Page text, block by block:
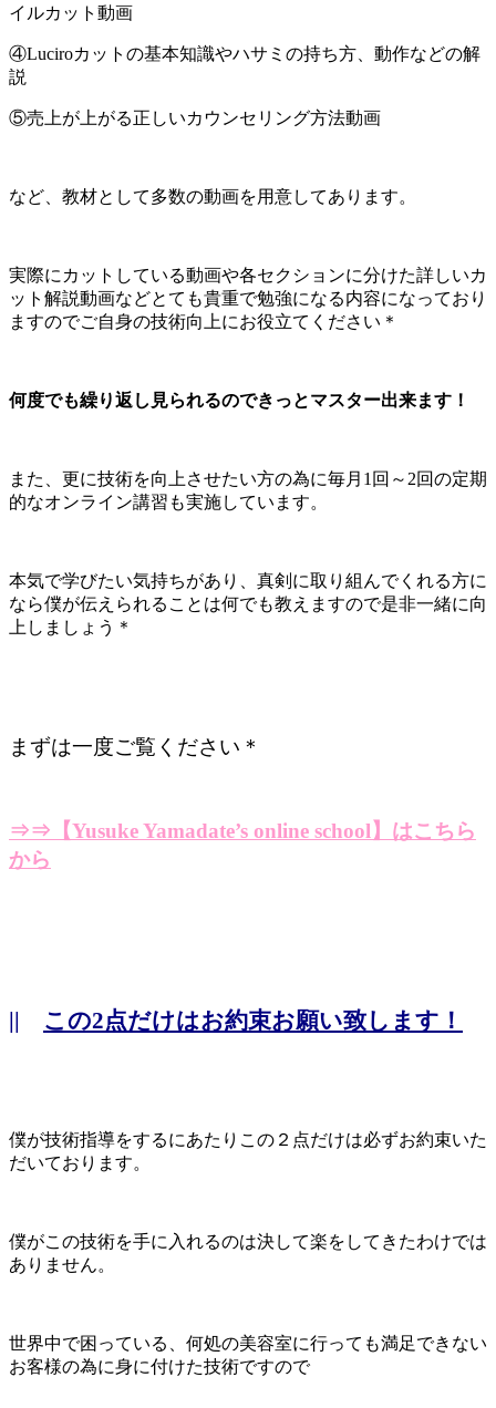
イルカット動画
④Luciroカットの基本知識やハサミの持ち方、動作などの解
説
⑤売上が上がる正しいカウンセリング方法動画
など、教材として多数の動画を用意してあります。
実際にカットしている動画や各セクションに分けた詳しいカ
ット解説動画などとても貴重で勉強になる内容になっており
ますのでご自身の技術向上にお役立てください＊
何度でも繰り返し見られるのできっとマスター出来ます！
また、更に技術を向上させたい方の為に毎月1回～2回の定期
的なオンライン講習も実施しています。
本気で学びたい気持ちがあり、真剣に取り組んでくれる方に
なら僕が伝えられることは何でも教えますので是非一緒に向
上しましょう＊
まずは一度ご覧ください＊
⇒⇒【Yusuke Yamadate’s online school】はこちら
から
|| この2点だけはお約束お願い致します！
僕が技術指導をするにあたりこの２点だけは必ずお約束いた
だいております。
僕がこの技術を手に入れるのは決して楽をしてきたわけでは
ありません。
世界中で困っている、何処の美容室に行っても満足できない
お客様の為に身に付けた技術ですので